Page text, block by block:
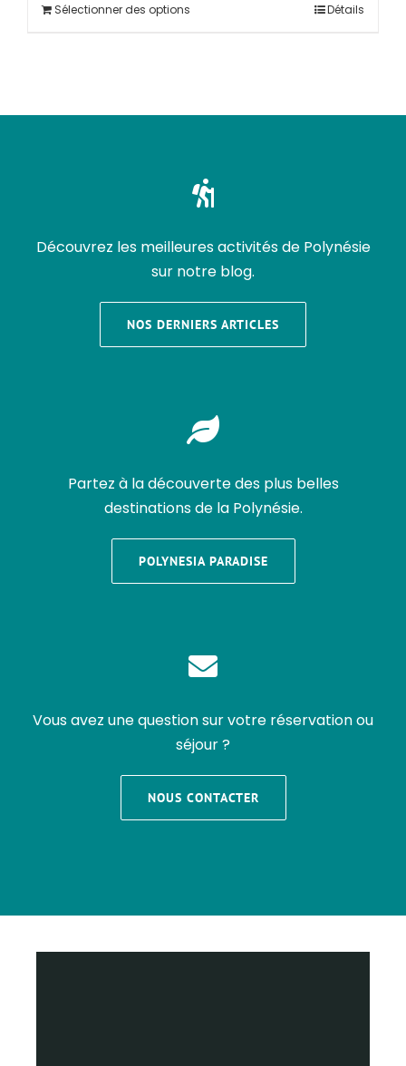
Sélectionner des options Détails
Découvrez les meilleures activités de Polynésie
sur notre blog.
NOS DERNIERS ARTICLES
Partez à la découverte des plus belles
destinations de la Polynésie.
POLYNESIA PARADISE
Vous avez une question sur votre réservation ou
séjour ?
NOUS CONTACTER